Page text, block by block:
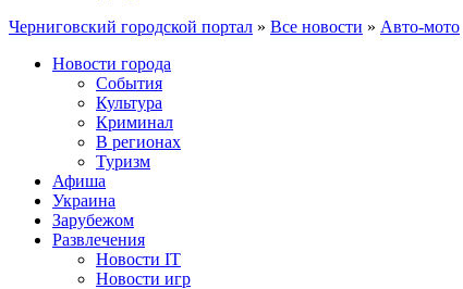
Черниговский городской портал » Все новости » Авто-мото
Новости города
События
Культура
Криминал
В регионах
Туризм
Афиша
Украина
Зарубежом
Развлечения
Новости IT
Новости игр